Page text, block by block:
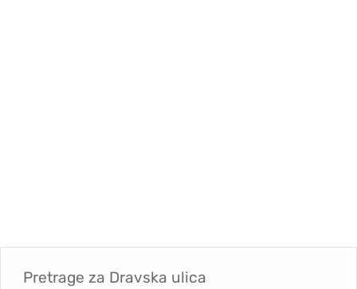
Pretrage za Dravska ulica